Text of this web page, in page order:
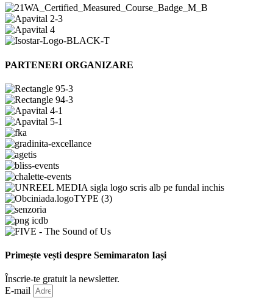
PARTENERI ORGANIZARE
Primește vești despre Semimaraton Iași
Înscrie-te gratuit la newsletter.
E-mail